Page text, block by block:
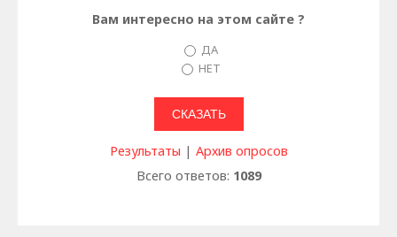
Вам интересно на этом сайте ?
ДА
НЕТ
Результаты | Архив опросов
Всего ответов: 1089